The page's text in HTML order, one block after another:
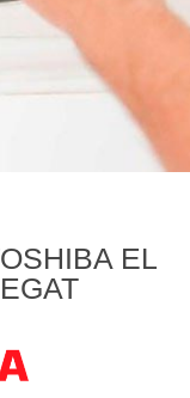
EL